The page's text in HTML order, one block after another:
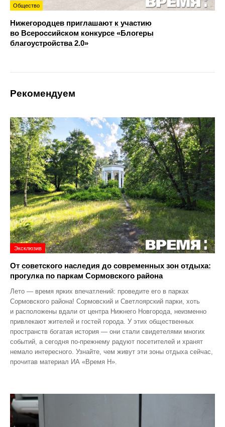
Общество
Нижегородцев приглашают к участию
во Всероссийском конкурсе «Блогеры
благоустройства 2.0»
Рекомендуем
Эксклюзив
От советского наследия до современных зон отдыха:
прогулка по паркам Сормовского района
Лето — время ярких впечатлений: проведите его в парках
Сормовского района! Сормовский и Светлоярский парки, хоть
и расположены вдали от центра Нижнего Новгорода, неизменно
привлекают жителей и гостей города. У этих общественных
пространств богатая история — они стали свидетелями многих
событий, а сегодня по‑прежнему радуют посетителей и хранят
немало интересного. Узнайте, чем живут эти зоны отдыха сейчас,
прочитав материал ИА «Время Н».